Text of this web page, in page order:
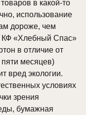
в какой-то
использование
дороже, чем
КФ «Хлебный Спас»
в отличие от
месяцев)
вред экологии.
условиях
зрения
бумажная